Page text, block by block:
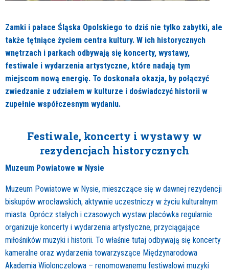
Zamki i pałace Śląska Opolskiego to dziś nie tylko zabytki, ale
także tętniące życiem centra kultury. W ich historycznych
wnętrzach i parkach odbywają się koncerty, wystawy,
festiwale i wydarzenia artystyczne, które nadają tym
miejscom nową energię. To doskonała okazja, by połączyć
zwiedzanie z udziałem w kulturze i doświadczyć historii w
zupełnie współczesnym wydaniu.
Festiwale, koncerty i wystawy w
rezydencjach historycznych
Muzeum Powiatowe w Nysie
Muzeum Powiatowe w Nysie, mieszczące się w dawnej rezydencji
biskupów wrocławskich, aktywnie uczestniczy w życiu kulturalnym
miasta. Oprócz stałych i czasowych wystaw placówka regularnie
organizuje koncerty i wydarzenia artystyczne, przyciągające
miłośników muzyki i historii. To właśnie tutaj odbywają się koncerty
kameralne oraz wydarzenia towarzyszące Międzynarodowa
Akademia Wiolonczelowa – renomowanemu festiwalowi muzyki